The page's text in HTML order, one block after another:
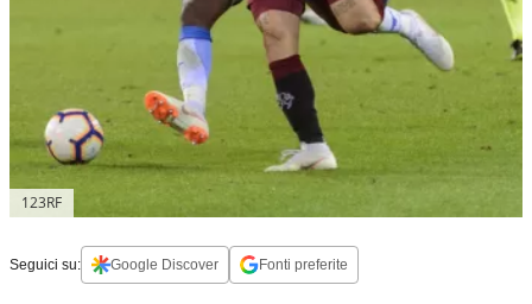
123RF
Seguici su: Google Discover Fonti preferite